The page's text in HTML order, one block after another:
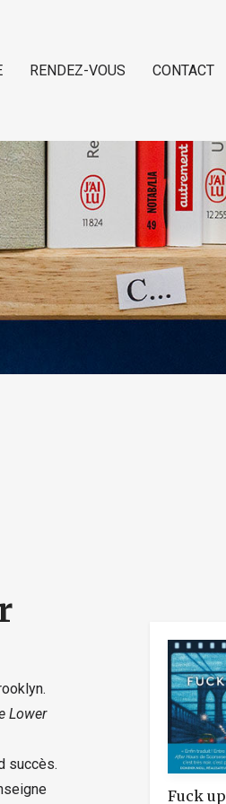
RENDEZ-VOUS CONTACT
Lower
succès.
Fuck up